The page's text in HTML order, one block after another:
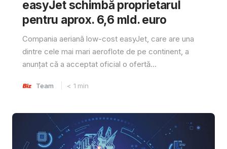
easyJet schimbă proprietarul
pentru aprox. 6,6 mld. euro
Compania aeriană low-cost easyJet, care are una
dintre cele mai mari aeroflote de pe continent, a
anunțat că a acceptat oficial o ofertă...
Team < 1 min